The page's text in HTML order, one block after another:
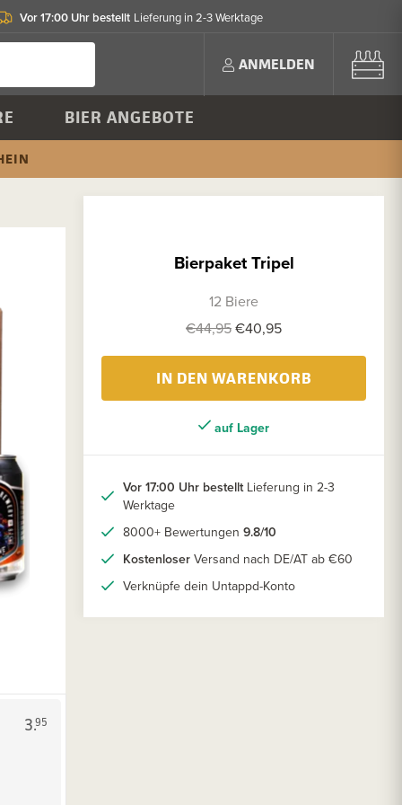
Vor 17:00 Uhr bestellt Lieferung in 2-3 Werktage
ANMELDEN
BIER ANGEBOTE
3.95
Bierpaket Tripel
12 Biere
€44,95€40,95
IN DEN WARENKORB
auf Lager
Vor 17:00 Uhr bestelltLieferung in 2-3
Werktage
8000+ Bewertungen 9.8/10
Kostenloser Versand nach DE/AT ab €60
Verknüpfe dein Untappd-Konto